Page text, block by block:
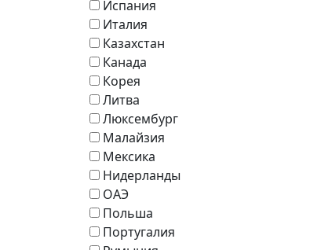
Испания
Италия
Казахстан
Канада
Корея
Литва
Люксембург
Малайзия
Мексика
Нидерланды
ОАЭ
Польша
Португалия